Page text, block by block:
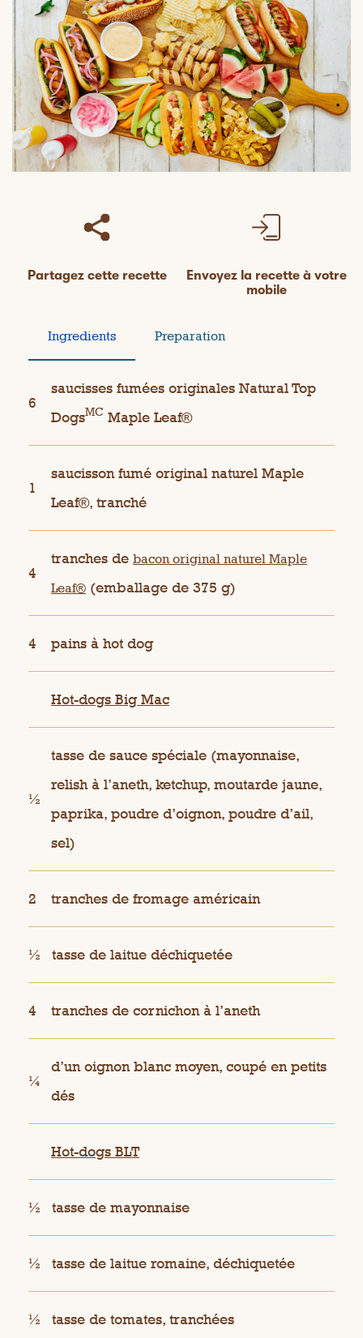
Partagez cette recette
Envoyez la recette à votre
mobile
Ingredients Preparation
6
saucisses fumées originales Natural Top
DogsMC Maple Leaf®
1
saucisson fumé original naturel Maple
Leaf®, tranché
4
tranches de bacon original naturel Maple
Leaf® (emballage de 375 g)
4 pains à hot dog
Hot-dogs Big Mac
½
tasse de sauce spéciale (mayonnaise,
relish à l’aneth, ketchup, moutarde jaune,
paprika, poudre d’oignon, poudre d’ail,
sel)
2 tranches de fromage américain
½ tasse de laitue déchiquetée
4 tranches de cornichon à l’aneth
¼
d’un oignon blanc moyen, coupé en petits
dés
Hot-dogs BLT
½ tasse de mayonnaise
½ tasse de laitue romaine, déchiquetée
½ tasse de tomates, tranchées